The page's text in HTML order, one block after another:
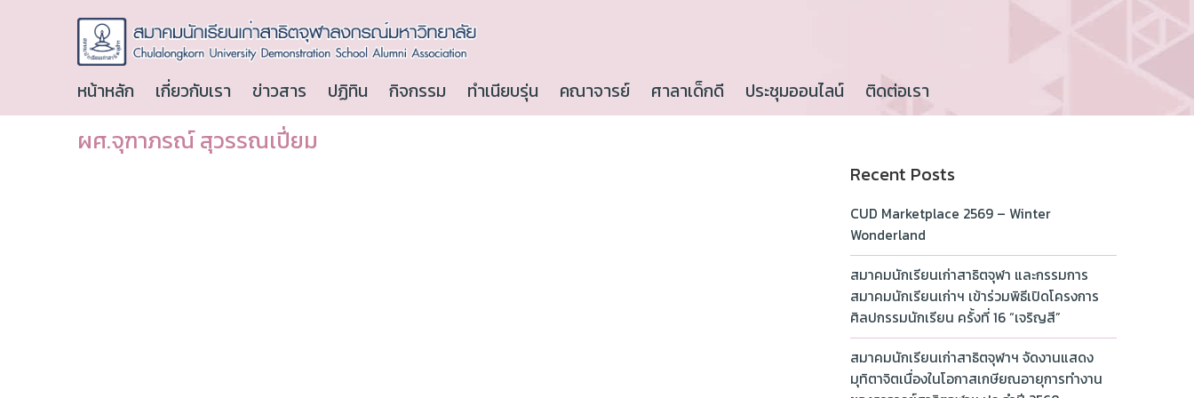
หน้าหลัก เกี่ยวกับเรา ข่าวสาร ปฏิทิน กิจกรรม ทำเนียบรุ่น คณาจารย์ ศาลาเด็กดี ประชุมออนไลน์ ติดต่อเรา
ผศ.จุฑาภรณ์ สุวรรณเปี่ยม
Recent Posts
CUD Marketplace 2569 – Winter
Wonderland
สมาคมนักเรียนเก่าสาธิตจุฬา และกรรมการ
สมาคมนักเรียนเก่าฯ เข้าร่วมพิธีเปิดโครงการ
ศิลปกรรมนักเรียน ครั้งที่ 16 “เจริญสี”
สมาคมนักเรียนเก่าสาธิตจุฬาฯ จัดงานแสดง
มุทิตาจิตเนื่องในโอกาสเกษียณอายุการทำงาน